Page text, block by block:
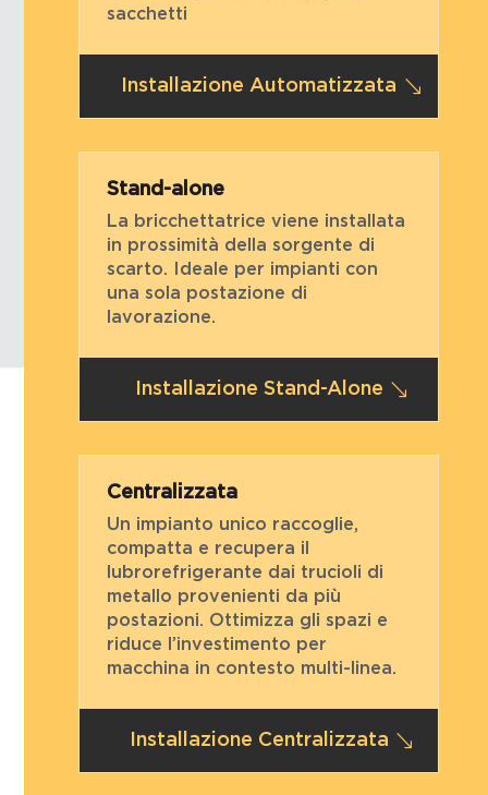
sacchetti
Installazione Automatizzata
Stand-alone
La bricchettatrice viene installata
in prossimità della sorgente di
scarto. Ideale per impianti con
una sola postazione di
lavorazione.
Installazione Stand-Alone
Centralizzata
Un impianto unico raccoglie,
compatta e recupera il
lubrorefrigerante dai trucioli di
metallo provenienti da più
postazioni. Ottimizza gli spazi e
riduce l’investimento per
macchina in contesto multi-linea.
Installazione Centralizzata